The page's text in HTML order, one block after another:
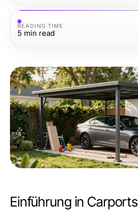
READING TIME
5 min read
Einführung in Carports